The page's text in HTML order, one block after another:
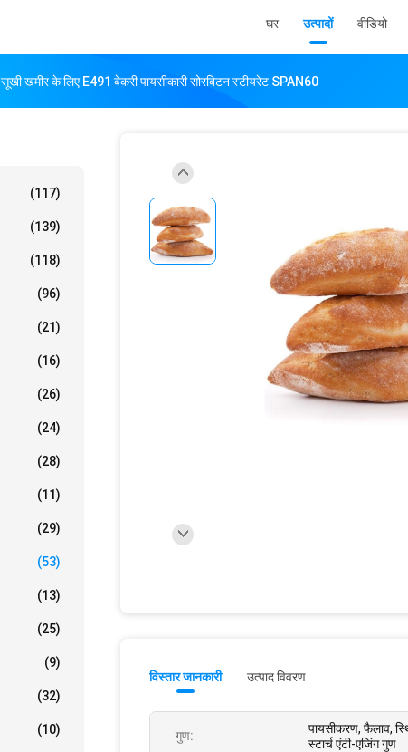
घर उत्पादों वीडियो
सूखी खमीर के लिए E491 बेकरी पायसीकारी सोरबिटन स्टीयरेट SPAN60
(117)
(139)
(118)
(96)
(21)
(16)
(26)
(24)
(28)
(11)
(29)
(53)
(13)
(25)
(9)
(32)
(10)
विस्तार जानकारी उत्पाद विवरण
गुण:
पायसीकरण, फैलाव,
स्टार्च एंटी-एजिंग गुण